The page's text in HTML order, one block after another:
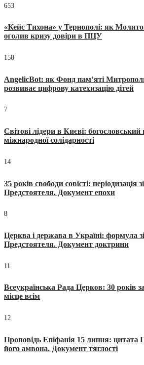
653
«Кейс Тихона» у Тернополі: як
оголив кризу довіри в ПЦУ
158
AngelicBot: як Фонд пам’яті
розвиває цифрову катехизацію дітей
7
Світові лідери в Києві: богословський
міжнародної солідарності
14
35 років свободи совісті: періодизація
Предстоятеля. Документ епохи
8
Церква і держава в Україні: формула
Предстоятеля. Документ доктрини
11
Всеукраїнська Рада Церков: 30 років
місце всім
12
Проповідь Епіфанія 15 липня: цитата
його амвона. Документ тяглості